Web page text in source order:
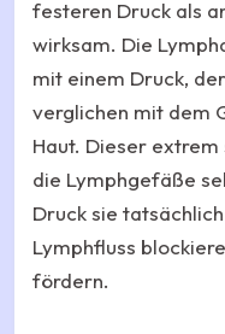
festeren Druck als
wirksam. Die
mit einem Druck,
verglichen mit dem
Haut. Dieser
die Lymphgefäße
Druck sie
Lymphfluss
fördern.